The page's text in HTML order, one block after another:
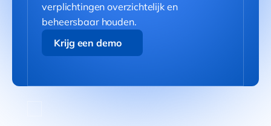
verplichtingen overzichtelijk en
beheersbaar houden.
Krijg een demo
Krijg een demo